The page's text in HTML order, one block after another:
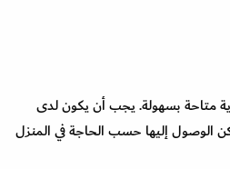
متاحة بسهولة. يجب أن يكون لدى
الوصول إليها حسب الحاجة في المنزل